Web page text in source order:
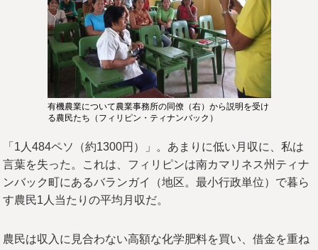
有機農業について農業事務所の同僚（右）から説明を受け
る農民たち（フィリピン・ティナンバック）
「1人484ペソ（約1300円）」。あまりに低い月収に、私は
言葉を失った。これは、フィリピンは南カマリネス州ティナ
ンバック町にあるバランガイ（地区。最小行政単位）で暮ら
す農民1人当たりの平均月収だ。
農民は収入に見合わない高額な化学肥料を買い、借金を重ね